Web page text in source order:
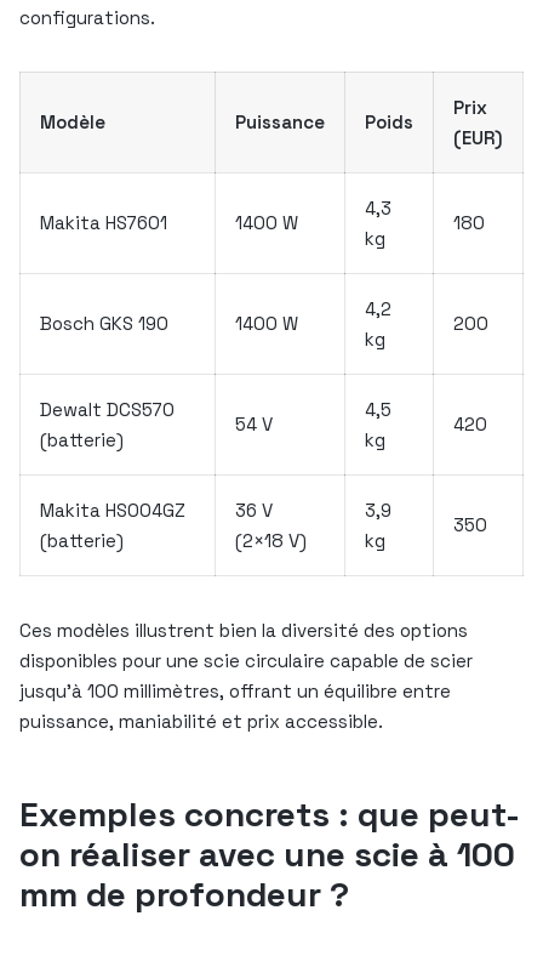
configurations.
Modèle Puissance Poids
Prix
(EUR)
Makita HS7601 1400 W
4,3
kg
180
Bosch GKS 190 1400 W
4,2
kg
200
Dewalt DCS570
(batterie)
54 V
4,5
kg
420
Makita HS004GZ
(batterie)
36 V
(2×18 V)
3,9
kg
350
Ces modèles illustrent bien la diversité des options
disponibles pour une scie circulaire capable de scier
jusqu’à 100 millimètres, offrant un équilibre entre
puissance, maniabilité et prix accessible.
Exemples concrets : que peut-
on réaliser avec une scie à 100
mm de profondeur ?